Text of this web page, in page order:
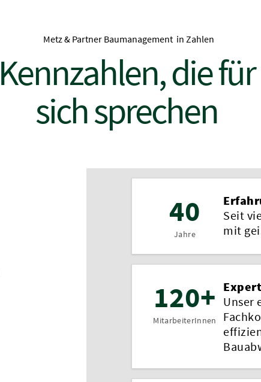
Metz & Partner Baumanagement in Zahlen
Kennzahlen, die für
sich sprechen
40
Jahre
Seit
mit
120+
MitarbeiterInnen
Unser